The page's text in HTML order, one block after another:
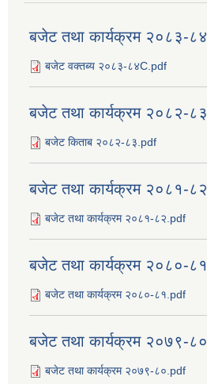
बजेट तथा कार्यक्रम २०८३-८४
बजेट वक्तब्य २०८३-८४C.pdf
बजेट तथा कार्यक्रम २०८२-८३
बजेट किताब २०८२-८३.pdf
बजेट तथा कार्यक्रम २०८१-८२
बजेट तथा कार्यक्रम २०८१-८२.pdf
बजेट तथा कार्यक्रम २०८०-८१
बजेट तथा कार्यक्रम २०८०-८१.pdf
बजेट तथा कार्यक्रम २०७९-८०
बजेट तथा कार्यक्रम २०७९-८०.pdf